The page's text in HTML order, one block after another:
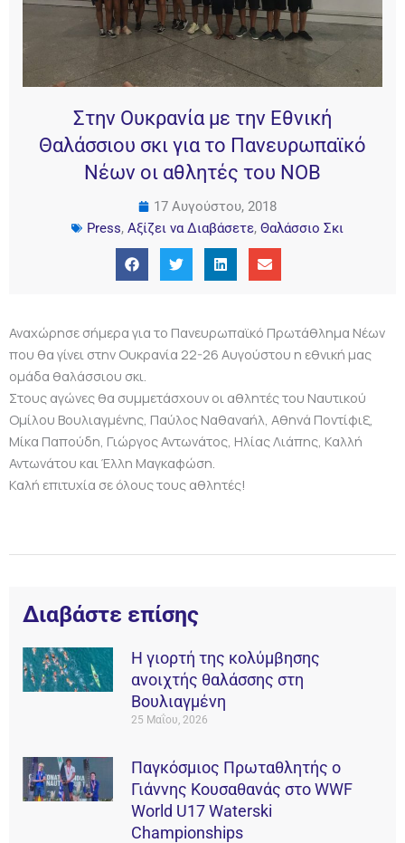
Στην Ουκρανία με την Εθνική
Θαλάσσιου σκι για το Πανευρωπαϊκό
Νέων οι αθλητές του ΝΟΒ
17 Αυγούστου, 2018
Press, Αξίζει να Διαβάσετε, Θαλάσσιο Σκι
Αναχώρησε σήμερα για το Πανευρωπαϊκό Πρωτάθλημα Νέων
που θα γίνει στην Ουκρανία 22-26 Αυγούστου η εθνική μας
ομάδα θαλάσσιου σκι.
Στους αγώνες θα συμμετάσχουν οι αθλητές του Ναυτικού
Ομίλου Βουλιαγμένης, Παύλος Ναθαναήλ, Αθηνά Ποντίφιξ,
Μίκα Παπούδη, Γιώργος Αντωνάτος, Ηλίας Λιάπης, Καλλή
Αντωνάτου και Έλλη Μαγκαφώση.
Καλή επιτυχία σε όλους τους αθλητές!
Διαβάστε επίσης
Η γιορτή της κολύμβησης
ανοιχτής θαλάσσης στη
Βουλιαγμένη
25 Μαΐου, 2026
Παγκόσμιος Πρωταθλητής ο
Γιάννης Κουσαθανάς στο WWF
World U17 Waterski
Championships